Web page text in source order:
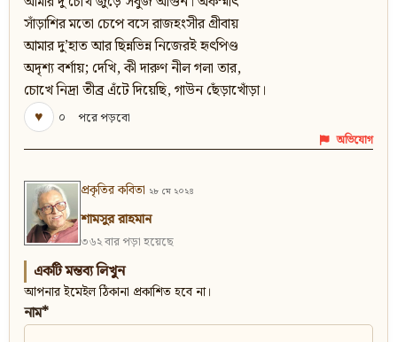
সাঁড়াশির মতো চেপে বসে রাজহংসীর গ্রীবায়
আমার দু’হাত আর ছিন্নভিন্ন নিজেরই হৃৎপিণ্ড
অদৃশ্য বর্শায়; দেখি, কী দারুণ নীল গলা তার,
চোখে নিদ্রা তীব্র এঁটে দিয়েছি, গাউন ছেঁড়াখোঁড়া।
♥
০ পরে পড়বো
অভিযোগ
প্রকৃতির কবিতা ২৮ মে ২০২৪
শামসুর রাহমান
৩৬২ বার পড়া হয়েছে
একটি মন্তব্য লিখুন
আপনার ইমেইল ঠিকানা প্রকাশিত হবে না।
নাম*